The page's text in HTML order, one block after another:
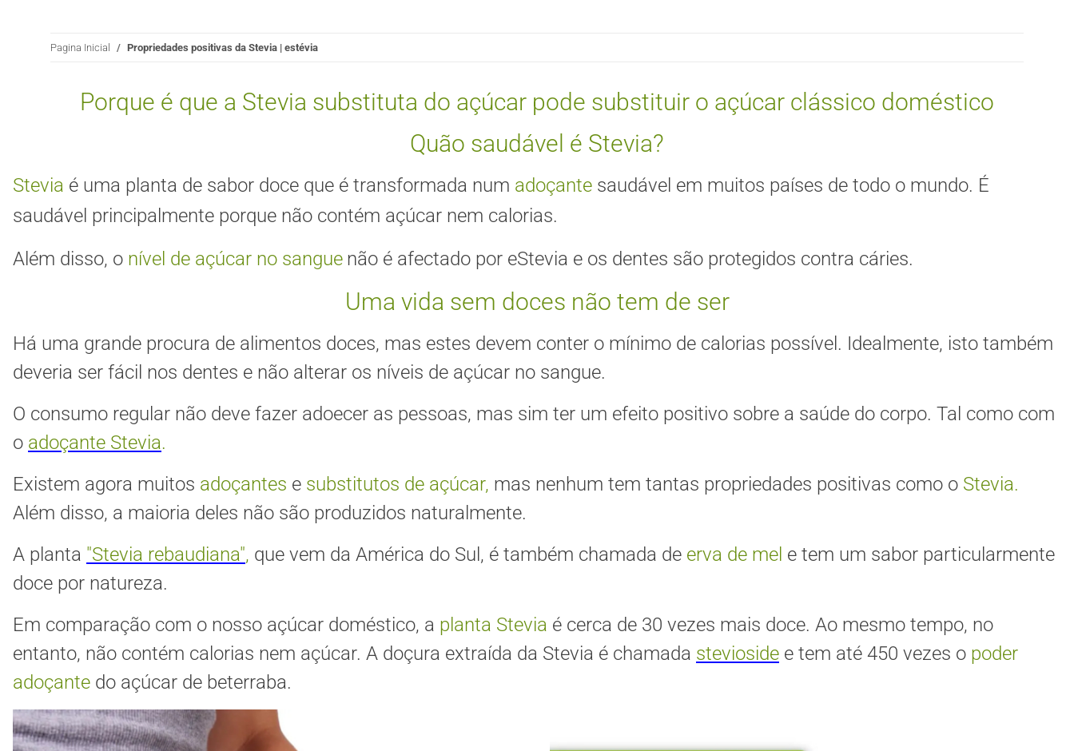
Pagina Inicial Propriedades positivas da Stevia | estévia
Porque é que a Stevia substituta do açúcar pode substituir o açúcar clássico doméstico
Quão saudável é Stevia?
Stevia é uma planta de sabor doce que é transformada num adoçante saudável em muitos países de todo o mundo. É
saudável principalmente porque não contém açúcar nem calorias.
Além disso, o nível de açúcar no sangue não é afectado por eStevia e os dentes são protegidos contra cáries.
Uma vida sem doces não tem de ser
Há uma grande procura de alimentos doces, mas estes devem conter o mínimo de calorias possível. Idealmente, isto também
deveria ser fácil nos dentes e não alterar os níveis de açúcar no sangue.
O consumo regular não deve fazer adoecer as pessoas, mas sim ter um efeito positivo sobre a saúde do corpo. Tal como com
o adoçante Stevia.
Existem agora muitos adoçantes e substitutos de açúcar, mas nenhum tem tantas propriedades positivas como o Stevia.
Além disso, a maioria deles não são produzidos naturalmente.
A planta "Stevia rebaudiana", que vem da América do Sul, é também chamada de erva de mel e tem um sabor particularmente
doce por natureza.
Em comparação com o nosso açúcar doméstico, a planta Stevia é cerca de 30 vezes mais doce. Ao mesmo tempo, no
entanto, não contém calorias nem açúcar. A doçura extraída da Stevia é chamada stevioside e tem até 450 vezes o poder
adoçante do açúcar de beterraba.